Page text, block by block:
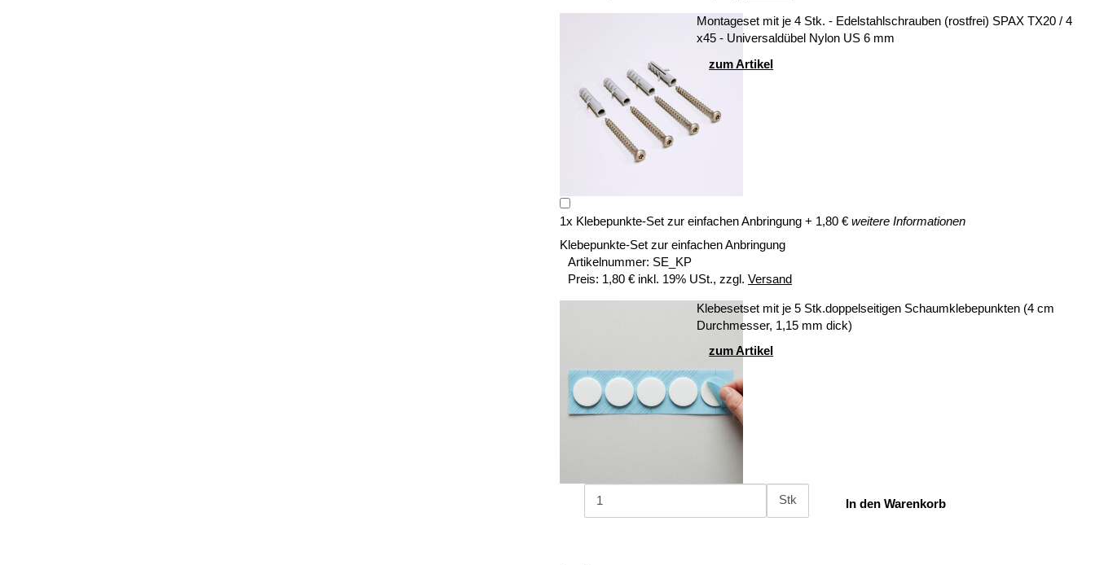
Montageset mit je 4 Stk. - Edelstahlschrauben (rostfrei) SPAX TX20 / 4
x45 - Universaldübel Nylon US 6 mm
zum Artikel
1x Klebepunkte-Set zur einfachen Anbringung + 1,80 € weitere Informationen
Klebepunkte-Set zur einfachen Anbringung
Artikelnummer: SE_KP
Preis: 1,80 € inkl. 19% USt., zzgl. Versand
Klebesetset mit je 5 Stk.doppelseitigen Schaumklebepunkten (4 cm
Durchmesser, 1,15 mm dick)
zum Artikel
Stk In den Warenkorb